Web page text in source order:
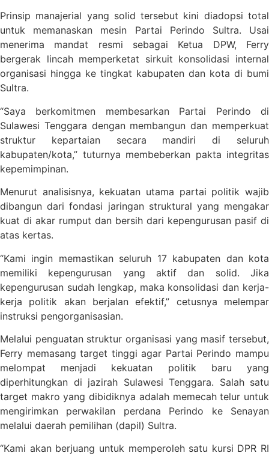
Prinsip manajerial yang solid tersebut kini diadopsi total
untuk memanaskan mesin Partai Perindo Sultra. Usai
menerima mandat resmi sebagai Ketua DPW, Ferry
bergerak lincah memperketat sirkuit konsolidasi internal
organisasi hingga ke tingkat kabupaten dan kota di bumi
Sultra.
“Saya berkomitmen membesarkan Partai Perindo di
Sulawesi Tenggara dengan membangun dan memperkuat
struktur kepartaian secara mandiri di seluruh
kabupaten/kota,” tuturnya membeberkan pakta integritas
kepemimpinan.
Menurut analisisnya, kekuatan utama partai politik wajib
dibangun dari fondasi jaringan struktural yang mengakar
kuat di akar rumput dan bersih dari kepengurusan pasif di
atas kertas.
“Kami ingin memastikan seluruh 17 kabupaten dan kota
memiliki kepengurusan yang aktif dan solid. Jika
kepengurusan sudah lengkap, maka konsolidasi dan kerja-
kerja politik akan berjalan efektif,” cetusnya melempar
instruksi pengorganisasian.
Melalui penguatan struktur organisasi yang masif tersebut,
Ferry memasang target tinggi agar Partai Perindo mampu
melompat menjadi kekuatan politik baru yang
diperhitungkan di jazirah Sulawesi Tenggara. Salah satu
target makro yang dibidiknya adalah memecah telur untuk
mengirimkan perwakilan perdana Perindo ke Senayan
melalui daerah pemilihan (dapil) Sultra.
“Kami akan berjuang untuk memperoleh satu kursi DPR RI